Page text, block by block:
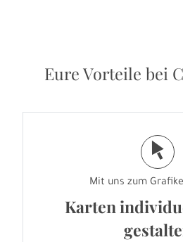
Eure Vorteile bei
j
Mit uns zum
Karten